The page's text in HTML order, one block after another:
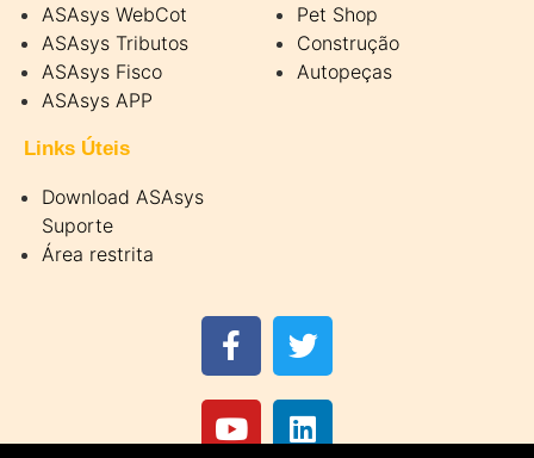
ASAsys WebCot
ASAsys Tributos
ASAsys Fisco
ASAsys APP
Pet Shop
Construção
Autopeças
Links Úteis
Download ASAsys
Suporte
Área restrita